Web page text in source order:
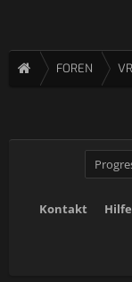
FOREN
Kontakt Hilfe